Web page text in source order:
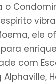
o
ele
com
Alphaville,